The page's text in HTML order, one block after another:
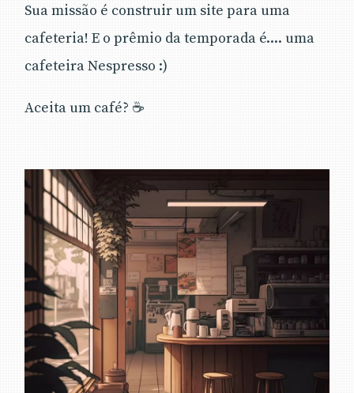
Sua missão é construir um site para uma
cafeteria! E o prêmio da temporada é.... uma
cafeteira Nespresso :)
Aceita um café? ☕